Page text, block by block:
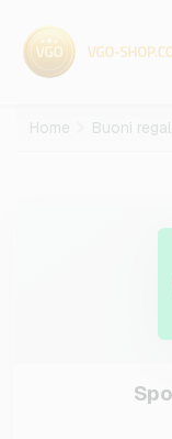
Home Buoni